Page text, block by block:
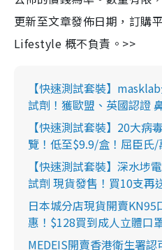
更新至文章發佈日期，訂購
Lifestyle 概不負責。>>
【快速測試套裝】
試劑！獲歐盟、英國認證
【快速測試套裝】20大病
覽！低至$9.9/盒！屈臣
【快速測試套裝】深水埗
試劑 現貨發售！買10支再
日本城分店現貨開賣
惠！$128買到成人立體口
MEDEIS開賣香港衛生署